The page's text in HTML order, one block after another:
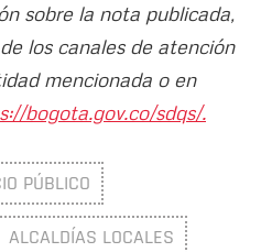
sobre la nota publicada,
los canales de atención
mencionada o en
bogota.gov.co/sdqs/.
PÚBLICO
ALCALDÍAS LOCALES